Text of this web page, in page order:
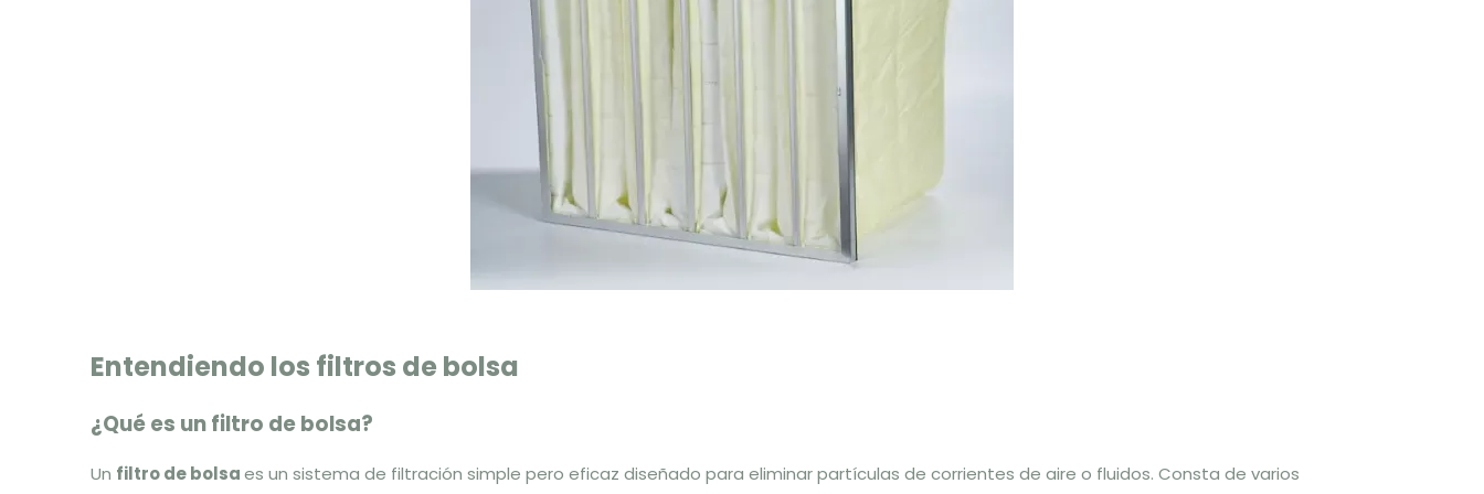
Entendiendo los filtros de bolsa
¿Qué es un filtro de bolsa?
Un filtro de bolsaes un sistema de filtración simple pero eficaz diseñado para eliminar partículas de corrientes de aire o fluidos. Consta de varios